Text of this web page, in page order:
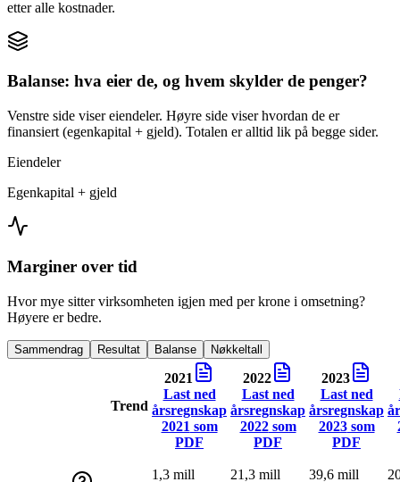
etter alle kostnader.
Balanse: hva eier de, og hvem skylder de penger?
Venstre side viser eiendeler. Høyre side viser hvordan de er
finansiert (egenkapital + gjeld). Totalen er alltid lik på begge sider.
Eiendeler
Egenkapital + gjeld
Marginer over tid
Hvor mye sitter virksomheten igjen med per krone i omsetning?
Høyere er bedre.
Sammendrag Resultat Balanse Nøkkeltall
Trend
2021
Last ned
årsregnskap
2021 som
PDF
2022
Last ned
årsregnskap
2022som
PDF
2023
Last ned
årsregnskap
2023som
PDF
1,3 mill 21,3 mill 39,6 mill